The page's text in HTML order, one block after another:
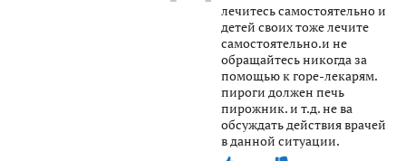
лечитесь самостоятельно и
детей своих тоже лечите
самостоятельно.и не
обращайтесь никогда за
помощью к горе-лекарям.
пироги должен печь
пирожник. и т.д. не ва
обсуждать действия врачей
в данной ситуации.